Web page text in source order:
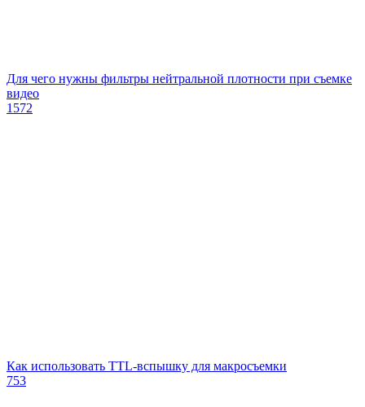
Для чего нужны фильтры нейтральной плотности при съемке
видео
1572
Как использовать TTL-вспышку для макросъемки
753